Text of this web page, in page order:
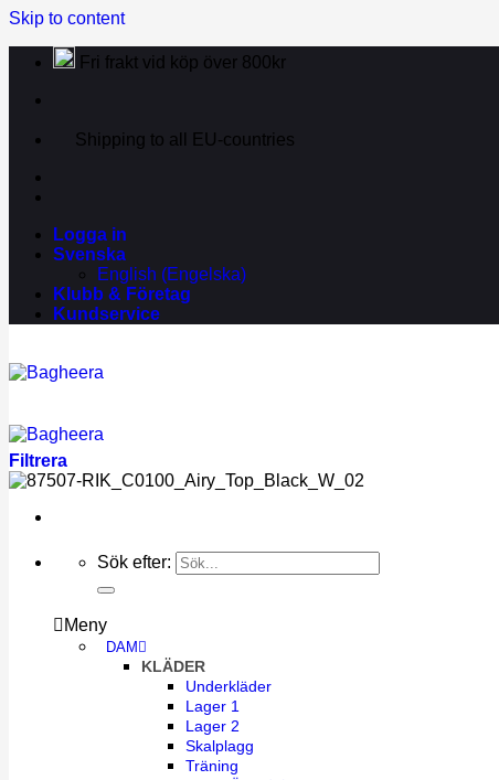
Skip to content
Fri frakt vid köp över 800kr
Shipping to all EU-countries
Logga in
Svenska
English (Engelska)
Klubb & Företag
Kundservice
Sök efter:
Meny
DAM
KLÄDER
Underkläder
Lager 1
Lager 2
Skalplagg
Träning
Filtrera